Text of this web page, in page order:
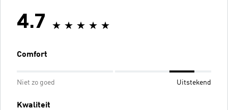
4.7
Comfort
Niet zo goed Uitstekend
Kwaliteit